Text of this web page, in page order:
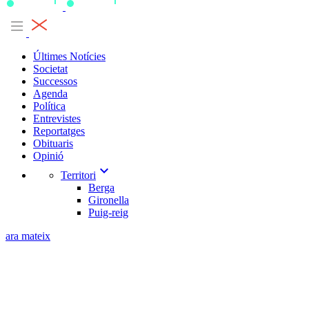
Últimes Notícies
Societat
Successos
Agenda
Política
Entrevistes
Reportatges
Obituaris
Opinió
Territori expand_more
Berga
Gironella
Puig-reig
ara mateix